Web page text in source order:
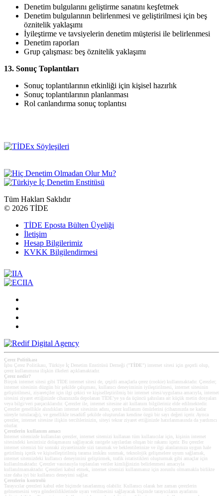
Denetim bulgularını geliştirme sanatını keşfetmek
Denetim bulgularının belirlenmesi ve geliştirilmesi için beş
öznitelik yaklaşımı
İyileştirme ve tavsiyelerin denetim müşterisi ile belirlenmesi
Denetim raporları
Grup çalışması: beş öznitelik yaklaşımı
13. Sonuç Toplantıları
Sonuç toplantılarının etkinliği için kişisel hazırlık
Sonuç toplantılarının planlanması
Rol canlandırma sonuç toplantısı
Tüm Hakları Saklıdır
© 2026 TİDE
TİDE Eposta Bülten Üyeliği
İletişim
Hesap Bilgilerimiz
KVKK Bilgilendirmesi
Çerez Politikası
İşbu Çerez Politikası, Türkiye İç Denetim Enstitüsü Derneği (" TİDE ") internet sitesi için geçerli olup,
çerez kullanımına ilişkin ilkeleri açıklamaktadır.
Çerez nedir?
Birçok internet sitesi gibi TİDE internet sitesi de, çeşitli amaçlarla çerez (cookie) kullanmaktadır. Çerezler;
internet sitesinin düzgün bir şekilde çalışması, kullanıcı deneyiminin iyileştirilmesi, internet sitesinin
geliştirilmesi, ziyaretçiler için ilgi çekici ve kişiselleştirilmiş bir internet sitesi/uygulama amacıyla, internet
sitesini ziyaret ettiğinizde cihazınızda depolanan TİDE’ye ya da üçüncü şahıslara ait küçük metin dosyaları
veya bilgi/veri parçacıklarıdır. Çerezler ile, internet sitesine ait kullanım bilgileriniz elde edilmektedir.
Çerezler genellikle alındıkları internet sitesinin adını, çerez kullanım ömürlerini (cihazınızda ne kadar
süreyle tutulacağı), ve genellikle tesadüfî şekilde oluşturulan kendine özgü bir sayı değeri içerir. Ayrıca
çerezler, internet sitesine ilişkin tercihlerinizin, siteyi tekrar ziyaret ettiğinizde hatırlanmasında da yardımcı
olurlar.
Çerezlerin kullanım amacı
Internet sitemizde kullanılan çerezler, internet sitemizi kullanan tüm kullanıcılar için, kişinin internet
sitesindeki kesintisiz dolaşmasını sağlayacak rastgele sayılardan oluşan bir rakamı içerir. Bu çerezler
internet sitemizi bir sonraki ziyaretinizde sizi tanımak ve beklentilerinize ve ilgi alanlarınıza uygun hale
getirilmiş içerik ve kişiselleştirilmiş tarama imkânı sunmak, teknolojik gelişmelere uyum sağlamak,
internet sitemizdeki kullanıcı deneyimini geliştirmek, trafik istatistikleri oluşturmak gibi amaçlar için
kullanılmaktadır. Çerezler vasıtasıyla toplanılan veriler kimliğinizin belirlenmesi amacıyla
kullanılmamaktadır. Çerezleri kabul etmek, internet sitemizi kullanmanız için zorunlu olmamakla birlikte
size daha iyi bir kullanıcı deneyimi sağlar.
Çerezlerin kontrolü
Tarayıcılar çerezleri kabul eder biçimde tasarlanmış olabilir. Kullanıcı olarak her zaman çerezlerin
gelmemesini veya gönderildiklerinde uyarı verilmesini sağlayacak biçimde tarayıcıların ayarlarını